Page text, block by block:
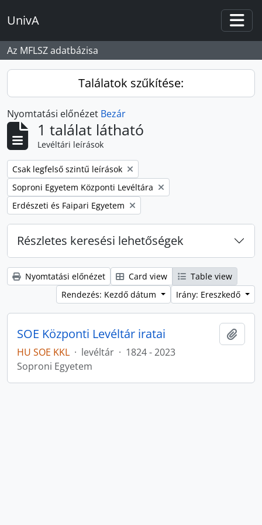
UnivA
Az MFLSZ adatbázisa
Találatok szűkítése:
Nyomtatási előnézet Bezár
1 találat látható
Levéltári leírások
Remove filter:
Csak legfelső szintű leírások
Remove filter:
Soproni Egyetem Központi Levéltára
Remove filter:
Erdészeti és Faipari Egyetem
Részletes keresési lehetőségek
Nyomtatási előnézet Card view
Table view
Rendezés: Kezdő dátum
Irány: Ereszkedő
SOE Központi Levéltár iratai
HU SOE KKL · levéltár · 1824 - 2023
Soproni Egyetem